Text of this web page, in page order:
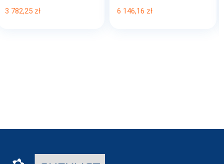
3 782,25 zł
6 146,16 zł